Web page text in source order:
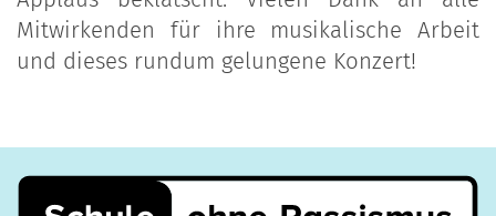
Mitwirkenden für ihre musikalische Arbeit
und dieses rundum gelungene Konzert!